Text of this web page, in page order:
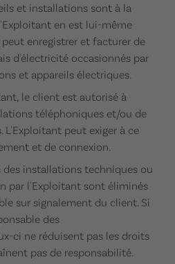
et installations sont à la
en est lui-même
enregistrer et facturer de
d'électricité occasionnés par
et appareils électriques.
le client est autorisé à
téléphoniques et/ou de
L'Exploitant peut exiger à ce
et de connexion.
installations techniques ou
par l'Exploitant sont éliminés
sur signalement du client. Si
des
ci ne réduisent pas les droits
pas de responsabilité.